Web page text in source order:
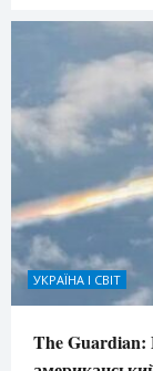
УКРАЇНА І СВІТ
The Guardian: